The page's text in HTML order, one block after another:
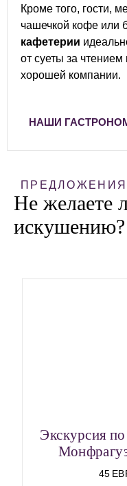
Кроме того, гости,
чашечкой кофе или
кафетерии
от суеты за чтением
хорошей компании.
НАШИ
ПРЕДЛОЖЕНИЯ
Не желаете
искушению?
Экскурсия
45